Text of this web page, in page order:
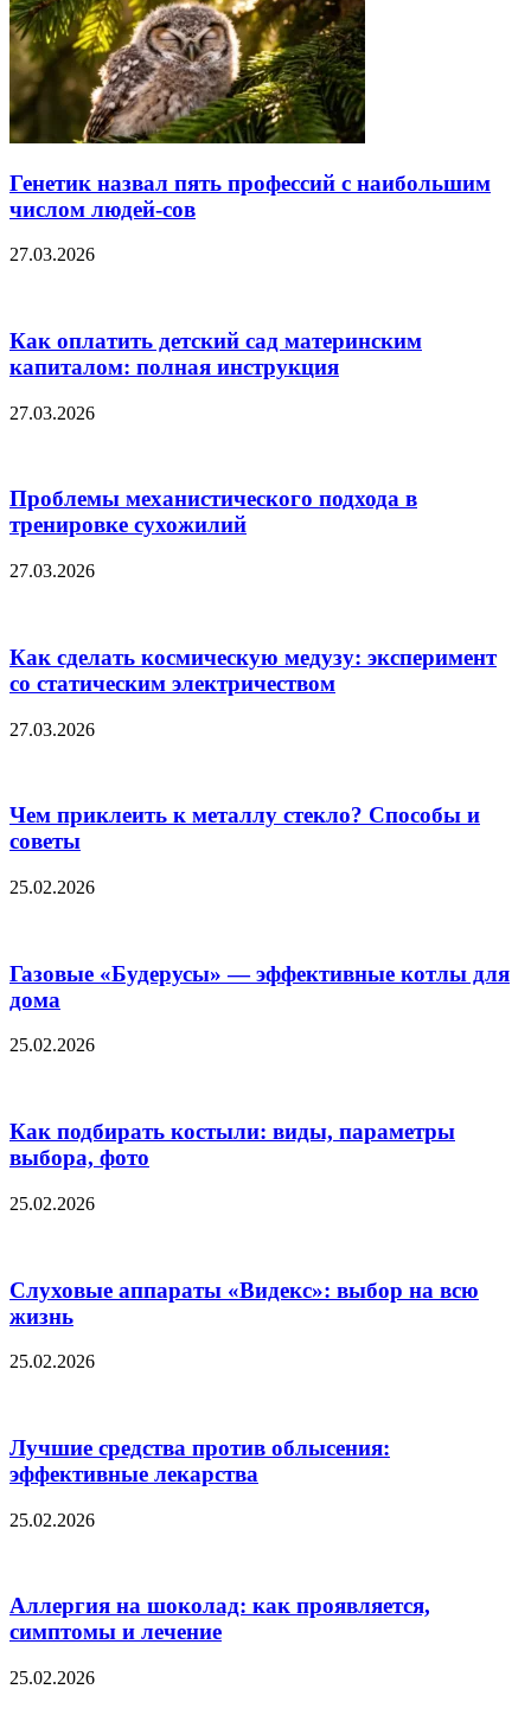
Генетик назвал пять профессий с наибольшим
числом людей-сов
27.03.2026
Как оплатить детский сад материнским
капиталом: полная инструкция
27.03.2026
Проблемы механистического подхода в
тренировке сухожилий
27.03.2026
Как сделать космическую медузу: эксперимент
со статическим электричеством
27.03.2026
Чем приклеить к металлу стекло? Способы и
советы
25.02.2026
Газовые «Будерусы» — эффективные котлы для
дома
25.02.2026
Как подбирать костыли: виды, параметры
выбора, фото
25.02.2026
Слуховые аппараты «Видекс»: выбор на всю
жизнь
25.02.2026
Лучшие средства против облысения:
эффективные лекарства
25.02.2026
Аллергия на шоколад: как проявляется,
симптомы и лечение
25.02.2026